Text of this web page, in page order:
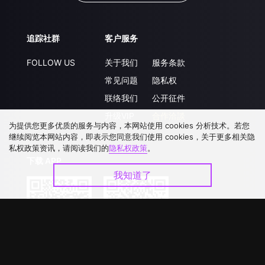
追踪社群
FOLLOW US
客户服务
关于我们
常见问题
联络我们
服务条款
隐私权
公开征件
为提供您更多优质的服务与内容，本网站使用 cookies 分析技术。若您
继续阅览本网站内容，即表示您同意我们使用 cookies，关于更多相关隐
私权政策资讯，请阅读我们的隐私权政策。
我知道了